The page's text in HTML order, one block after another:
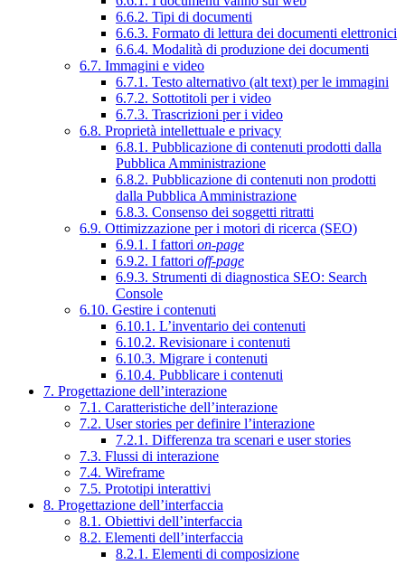
6.6.2. Tipi di documenti
6.6.3. Formato di lettura dei documenti elettronici
6.6.4. Modalità di produzione dei documenti
6.7. Immagini e video
6.7.1. Testo alternativo (alt text) per le immagini
6.7.2. Sottotitoli per i video
6.7.3. Trascrizioni per i video
6.8. Proprietà intellettuale e privacy
6.8.1. Pubblicazione di contenuti prodotti dalla
Pubblica Amministrazione
6.8.2. Pubblicazione di contenuti non prodotti
dalla Pubblica Amministrazione
6.8.3. Consenso dei soggetti ritratti
6.9. Ottimizzazione per i motori di ricerca (SEO)
6.9.1. I fattori on-page
6.9.2. I fattori off-page
6.9.3. Strumenti di diagnostica SEO: Search
Console
6.10. Gestire i contenuti
6.10.1. L’inventario dei contenuti
6.10.2. Revisionare i contenuti
6.10.3. Migrare i contenuti
6.10.4. Pubblicare i contenuti
7. Progettazione dell’interazione
7.1. Caratteristiche dell’interazione
7.2. User stories per definire l’interazione
7.2.1. Differenza tra scenari e user stories
7.3. Flussi di interazione
7.4. Wireframe
7.5. Prototipi interattivi
8. Progettazione dell’interfaccia
8.1. Obiettivi dell’interfaccia
8.2. Elementi dell’interfaccia
8.2.1. Elementi di composizione